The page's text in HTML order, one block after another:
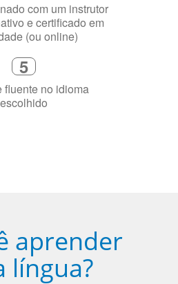
por que você
a língua
4
com um instrutor
e certificado em
(ou online)